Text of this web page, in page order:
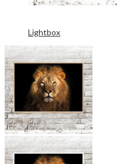
Lightbox